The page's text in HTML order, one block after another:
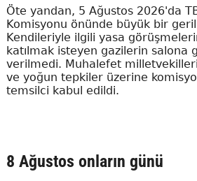
Öte yandan, 5 Ağustos 2026'da
Komisyonu önünde büyük bir
Kendileriyle ilgili yasa
katılmak isteyen gazilerin salona
verilmedi. Muhalefet
ve yoğun tepkiler üzerine
temsilci kabul edildi.
8 Ağustos onların günü